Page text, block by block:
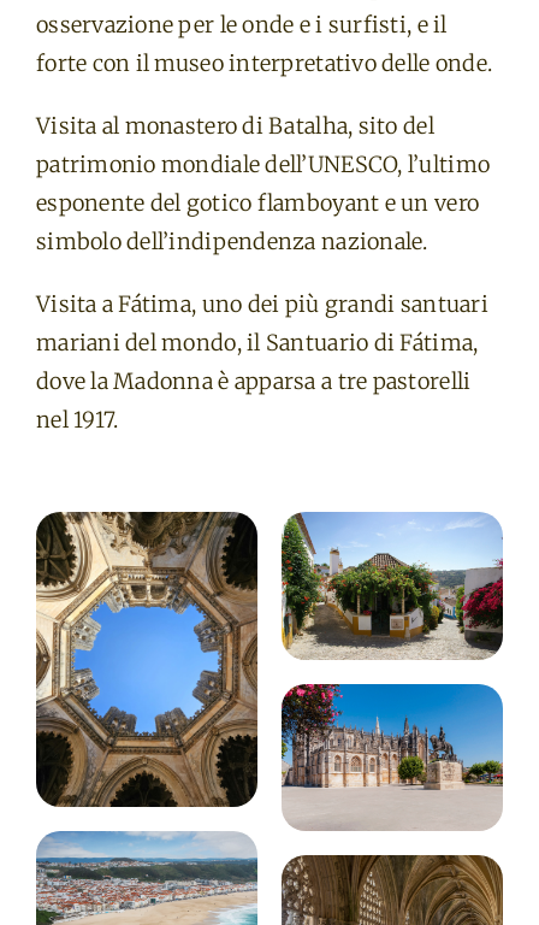
osservazione per le onde e i surfisti, e il
forte con il museo interpretativo delle onde.
Visita al monastero di Batalha, sito del
patrimonio mondiale dell’UNESCO, l’ultimo
esponente del gotico flamboyant e un vero
simbolo dell’indipendenza nazionale.
Visita a Fátima, uno dei più grandi santuari
mariani del mondo, il Santuario di Fátima,
dove la Madonna è apparsa a tre pastorelli
nel 1917.